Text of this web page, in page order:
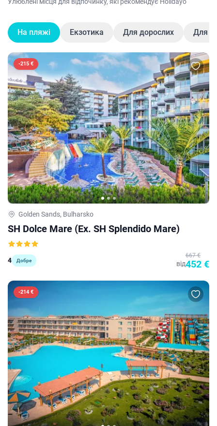
На пляжі Екзотика Для дорослих Для
-215 €
Golden Sands, Bulharsko
SH Dolce Mare (ex. SH Splendido Mare)
4 Добре від
667 €
452 €
-214 €